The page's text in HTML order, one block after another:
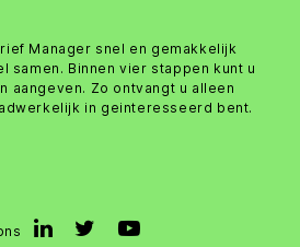
Manager snel en gemakkelijk
samen. Binnen vier stappen kunt u
aangeven. Zo ontvangt u alleen
in geinteresseerd bent.